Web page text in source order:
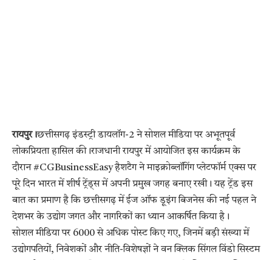
रायपुर।छत्तीसगढ़ इंडस्ट्री डायलॉग-2 ने सोशल मीडिया पर अभूतपूर्व
लोकप्रियता हासिल की।राजधानी रायपुर में आयोजित इस कार्यक्रम के
दौरान #CGBusinessEasy हैशटैग ने माइक्रोब्लॉगिंग प्लेटफॉर्म एक्स पर
पूरे दिन भारत में शीर्ष ट्रेंड्स में अपनी प्रमुख जगह बनाए रखी। यह ट्रेंड इस
बात का प्रमाण है कि छत्तीसगढ़ में ईज ऑफ डूइंग बिजनेस की नई पहल ने
देशभर के उद्योग जगत और नागरिकों का ध्यान आकर्षित किया है।
सोशल मीडिया पर 6000 से अधिक पोस्ट किए गए, जिनमें बड़ी संख्या में
उद्योगपतियों, निवेशकों और नीति-विशेषज्ञों ने वन क्लिक सिंगल विंडो सिस्टम